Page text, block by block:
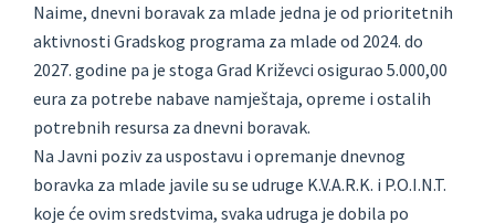
Naime, dnevni boravak za mlade jedna je od prioritetnih
aktivnosti Gradskog programa za mlade od 2024. do
2027. godine pa je stoga Grad Križevci osigurao 5.000,00
eura za potrebe nabave namještaja, opreme i ostalih
potrebnih resursa za dnevni boravak.
Na Javni poziv za uspostavu i opremanje dnevnog
boravka za mlade javile su se udruge K.V.A.R.K. i P.O.I.N.T.
koje će ovim sredstvima, svaka udruga je dobila po